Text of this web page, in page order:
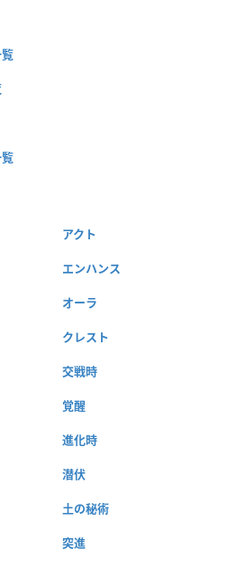
アクト
エンハンス
オーラ
クレスト
交戦時
覚醒
進化時
潜伏
土の秘術
突進